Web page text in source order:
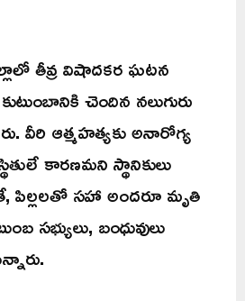
తీవ్ర విషాదకర ఘటన
చెందిన నలుగురు
వీరి ఆత్మహత్యకు అనారోగ్య
కారణమని స్థానికులు
పిల్లలతో సహా అందరూ మృతి
సభ్యులు, బంధువులు